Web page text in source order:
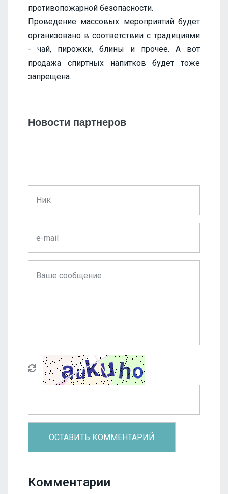
противопожарной безопасности.
Проведение массовых мероприятий будет
организовано в соответствии с традициями
- чай, пирожки, блины и прочее. А вот
продажа спиртных напитков будет тоже
запрещена.
Новости партнеров
Комментарии